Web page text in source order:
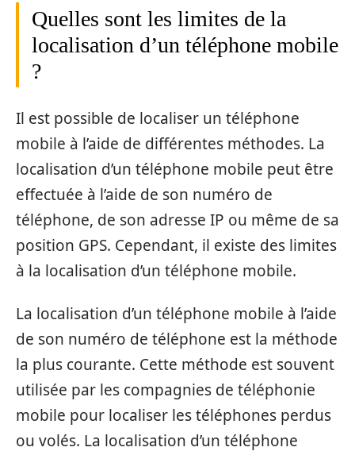
Quelles sont les limites de la
localisation d’un téléphone mobile
?
Il est possible de localiser un téléphone
mobile à l’aide de différentes méthodes. La
localisation d’un téléphone mobile peut être
effectuée à l’aide de son numéro de
téléphone, de son adresse IP ou même de sa
position GPS. Cependant, il existe des limites
à la localisation d’un téléphone mobile.
La localisation d’un téléphone mobile à l’aide
de son numéro de téléphone est la méthode
la plus courante. Cette méthode est souvent
utilisée par les compagnies de téléphonie
mobile pour localiser les téléphones perdus
ou volés. La localisation d’un téléphone